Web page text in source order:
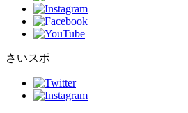
さいスポ